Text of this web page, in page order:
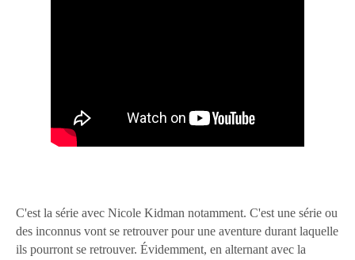
C'est la série avec Nicole Kidman notamment. C'est une série ou
des inconnus vont se retrouver pour une aventure durant laquelle
ils pourront se retrouver. Évidemment, en alternant avec la